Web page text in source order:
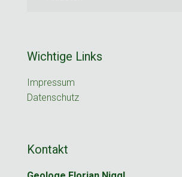
Wichtige Links
Impressum
Datenschutz
Kontakt